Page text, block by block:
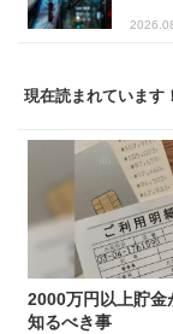
現在読まれています！
2000万円以上貯金
知るべき事